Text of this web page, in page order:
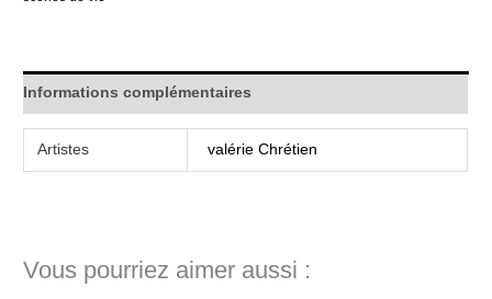
Informations complémentaires
Artistes valérie Chrétien
Vous pourriez aimer aussi :